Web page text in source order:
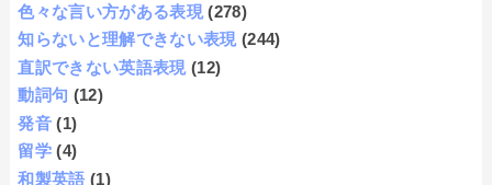
色々な言い方がある表現 (278)
知らないと理解できない表現 (244)
直訳できない英語表現 (12)
動詞句 (12)
発音 (1)
留学 (4)
和製英語 (1)